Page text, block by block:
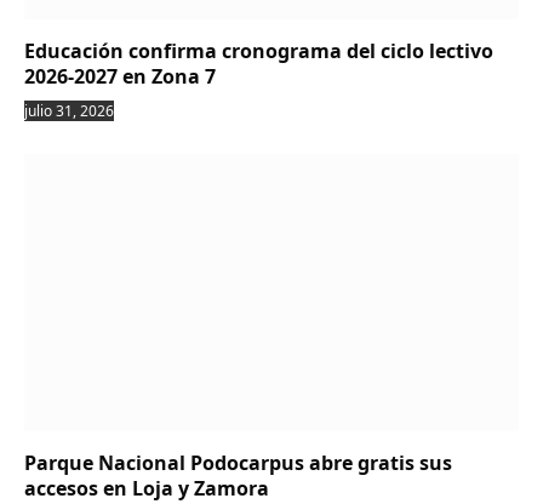
Educación confirma cronograma del ciclo lectivo
2026-2027 en Zona 7
julio 31, 2026
Parque Nacional Podocarpus abre gratis sus
accesos en Loja y Zamora